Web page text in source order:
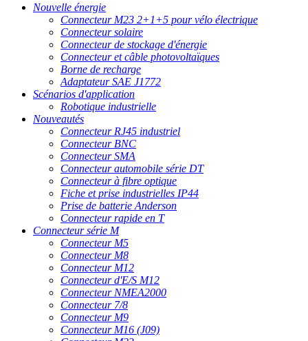
Nouvelle énergie
Connecteur M23 2+1+5 pour vélo électrique
Connecteur solaire
Connecteur de stockage d'énergie
Connecteur et câble photovoltaïques
Borne de recharge
Adaptateur SAE J1772
Scénarios d'application
Robotique industrielle
Nouveautés
Connecteur RJ45 industriel
Connecteur BNC
Connecteur SMA
Connecteur automobile série DT
Connecteur à fibre optique
Fiche et prise industrielles IP44
Prise de batterie Anderson
Connecteur rapide en T
Connecteur série M
Connecteur M5
Connecteur M8
Connecteur M12
Connecteur d'E/S M12
Connecteur NMEA2000
Connecteur 7/8
Connecteur M9
Connecteur M16 (J09)